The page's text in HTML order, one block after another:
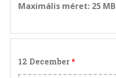
Maximális méret: 25 MB
12 December